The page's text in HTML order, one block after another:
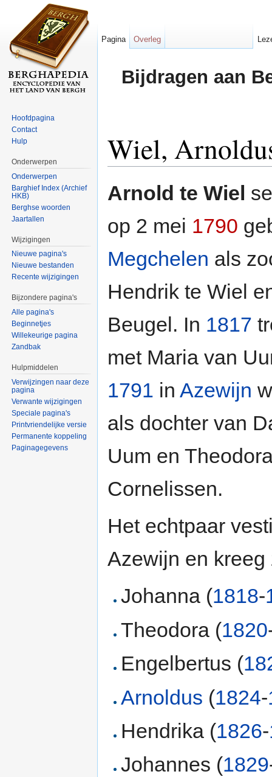
Bijdragen aan
Wiel,
Arnold te Wiel
op 2 mei 1790
Megchelen als
Hendrik te Wiel
Beugel. In 1817
met Maria van
1791 in Azewijn
als dochter van
Uum en
Cornelissen.
Het echtpaar
Azewijn en
Johanna (1818-
Theodora (1820
Engelbertus (
Arnoldus (1824-
Hendrika (1826-
Johannes (1829
Pagina Overleg
Hoofdpagina
Contact
Hulp
Onderwerpen
Onderwerpen
Barghief Index (Archief
HKB)
Berghse woorden
Jaartallen
Wijzigingen
Nieuwe pagina's
Nieuwe bestanden
Recente wijzigingen
Bijzondere pagina's
Alle pagina's
Beginnetjes
Willekeurige pagina
Zandbak
Hulpmiddelen
Verwijzingen naar deze
pagina
Verwante wijzigingen
Speciale pagina's
Printvriendelijke versie
Permanente koppeling
Paginagegevens